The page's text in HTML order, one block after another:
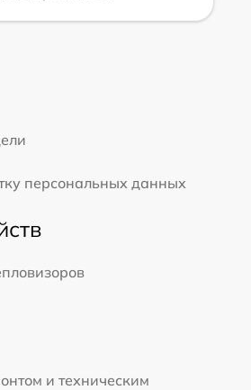
персональных данных
и техническим